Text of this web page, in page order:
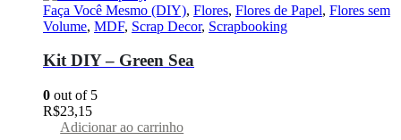
Faça Você Mesmo (DIY), Flores, Flores de Papel, Flores sem
Volume, MDF, Scrap Decor, Scrapbooking
Kit DIY – Green Sea
0 out of 5
R$23,15
Adicionar ao carrinho